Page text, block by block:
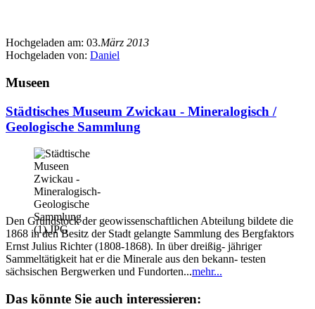
Hochgeladen am: 03.März 2013
Hochgeladen von: Daniel
Museen
Städtisches Museum Zwickau - Mineralogisch /
Geologische Sammlung
Den Grundstock der geowissenschaftlichen Abteilung bildete die
1868 in den Besitz der Stadt gelangte Sammlung des Bergfaktors
Ernst Julius Richter (1808-1868). In über dreißig- jähriger
Sammeltätigkeit hat er die Minerale aus den bekann- testen
sächsischen Bergwerken und Fundorten...mehr...
Das könnte Sie auch interessieren: